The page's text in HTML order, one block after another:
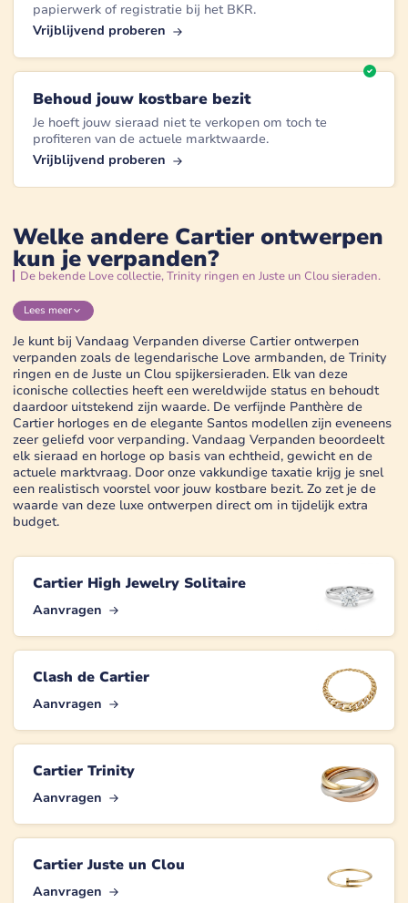
papierwerk of registratie bij het BKR.
Vrijblijvend proberen
Behoud jouw kostbare bezit
Je hoeft jouw sieraad niet te verkopen om toch te
profiteren van de actuele marktwaarde.
Vrijblijvend proberen
Welke andere Cartier ontwerpen
kun je verpanden?
De bekende Love collectie, Trinity ringen en Juste un Clou sieraden.
Lees meer
Je kunt bij Vandaag Verpanden diverse Cartier ontwerpen
verpanden zoals de legendarische Love armbanden, de Trinity
ringen en de Juste un Clou spijkersieraden. Elk van deze
iconische collecties heeft een wereldwijde status en behoudt
daardoor uitstekend zijn waarde. De verfijnde Panthère de
Cartier horloges en de elegante Santos modellen zijn eveneens
zeer geliefd voor verpanding. Vandaag Verpanden beoordeelt
elk sieraad en horloge op basis van echtheid, gewicht en de
actuele marktvraag. Door onze vakkundige taxatie krijg je snel
een realistisch voorstel voor jouw kostbare bezit. Zo zet je de
waarde van deze luxe ontwerpen direct om in tijdelijk extra
budget.
Cartier High Jewelry Solitaire
Aanvragen
Clash de Cartier
Aanvragen
Cartier Trinity
Aanvragen
Cartier Juste un Clou
Aanvragen